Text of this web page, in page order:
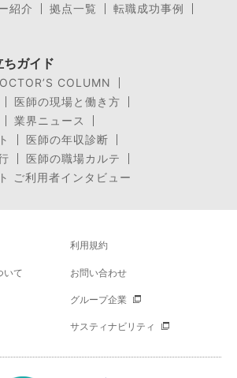
紹介
拠点一覧
転職成功事例
ちガイド
COLUMN
医師の現場と働き方
業界ニュース
医師の年収診断
医師の職場カルテ
ご利用者インタビュー
利用規約
いて お問い合わせ
グループ企業
サスティナビリティ